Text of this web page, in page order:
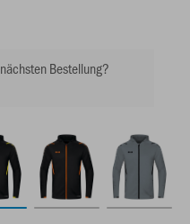
Bestellung?